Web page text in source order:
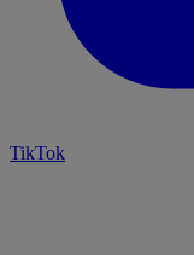
TikTok